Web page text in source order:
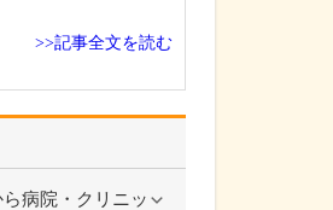
病院・クリニッ
>>記事全文を読む